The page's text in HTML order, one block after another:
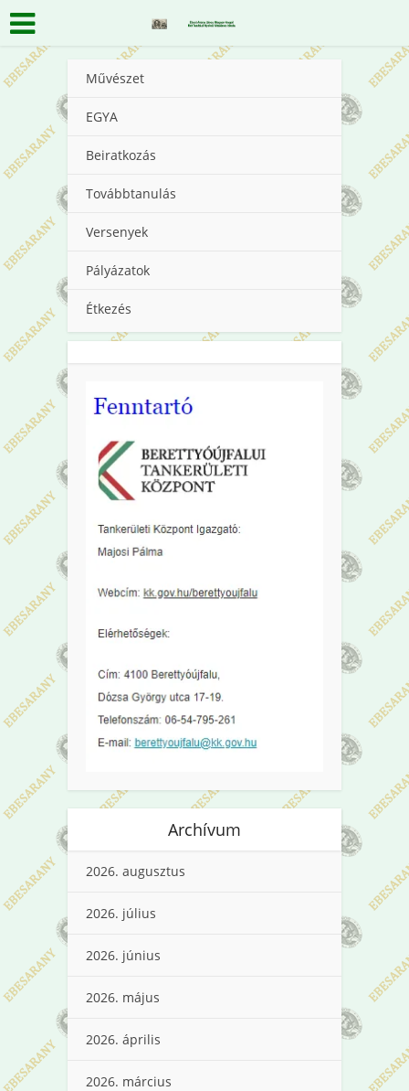
Művészet
EGYA
Beiratkozás
Továbbtanulás
Versenyek
Pályázatok
Étkezés
Archívum
2026. augusztus
2026. július
2026. június
2026. május
2026. április
2026. március